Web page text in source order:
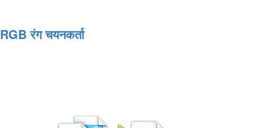
RGB रंग चयनकर्ता